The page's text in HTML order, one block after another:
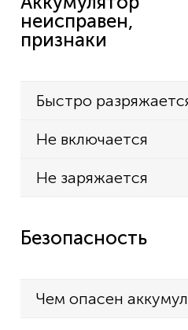
неисправен,
признаки
Быстро
Не включается
Не заряжается
Безопасность
Чем опасен